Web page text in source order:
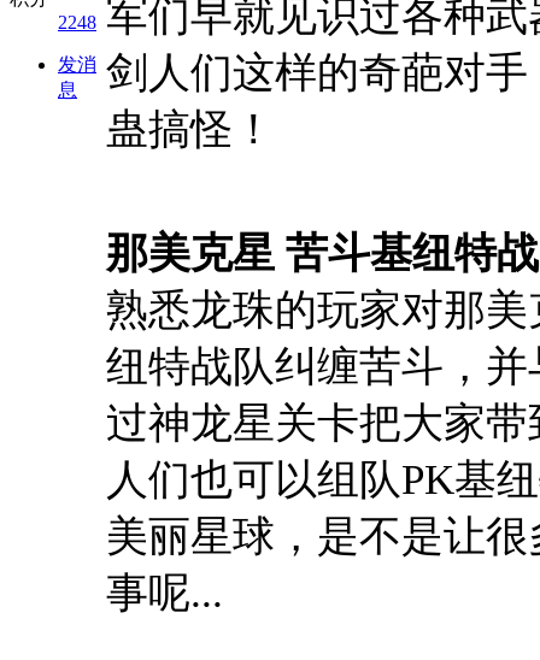
2248
发消
息
军们早就见识过各种
剑人们这样的奇葩对
蛊搞怪！
那美克星 苦斗基纽特
熟悉龙珠的玩家对那
纽特战队纠缠苦斗，
过神龙星关卡把大家
人们也可以组队PK基
美丽星球，是不是让
事呢...